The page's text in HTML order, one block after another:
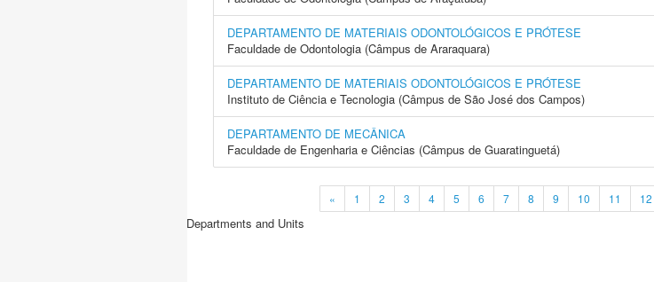
DEPARTAMENTO DE MATERIAIS ODONTOLÓGICOS E PRÓTESE
Faculdade de Odontologia (Câmpus de Araraquara)
DEPARTAMENTO DE MATERIAIS ODONTOLÓGICOS E PRÓTESE
Instituto de Ciência e Tecnologia (Câmpus de São José dos Campos)
DEPARTAMENTO DE MECÂNICA
Faculdade de Engenharia e Ciências (Câmpus de Guaratinguetá)
« 1 2 3 4 5 6 7 8 9 10 11 12
Departments and Units